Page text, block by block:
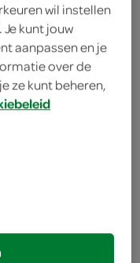
wil instellen
Je kunt jouw
aanpassen en je
over de
ze kunt beheren,